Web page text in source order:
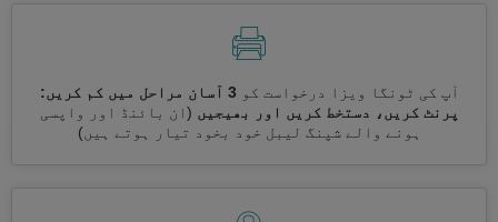
آپ کی ٹونگا ویزا درخواست کو
3 آسان مراحل میں کم کریں:
پرنٹ کریں، دستخط کریں اور بھیجیں (ان بائنڈ اور واپسی
ہونے والے شپنگ لیبل خود بخود تیار ہوتے ہیں)